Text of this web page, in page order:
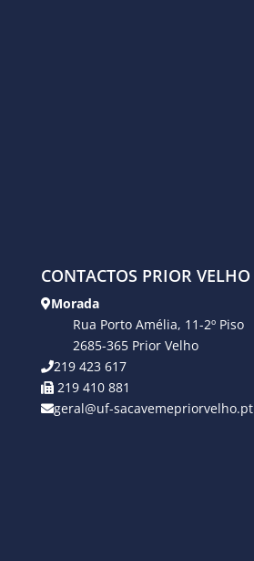
CONTACTOS PRIOR VELHO
Morada
Rua Porto Amélia, 11-2º Piso
2685-365 Prior Velho
219 423 617
219 410 881
geral@uf-sacavemepriorvelho.pt